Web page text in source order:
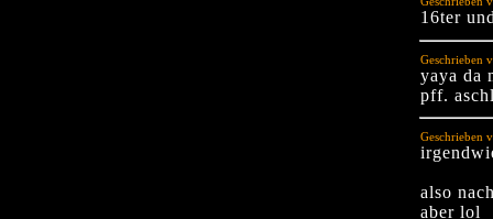
16ter
Geschrieben
yaya da
pff.
Geschrieben
also
aber lol